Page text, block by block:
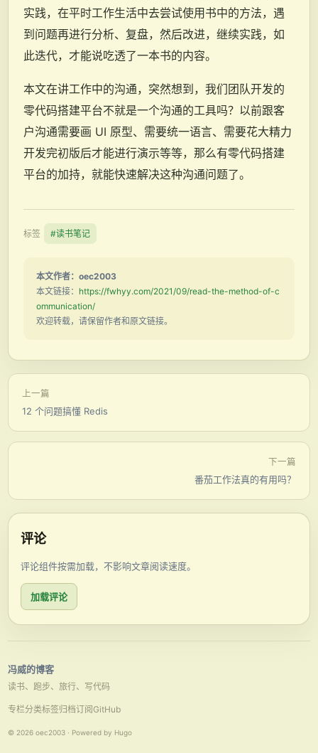
实践，在平时工作生活中去尝试使用书中的方法，遇
到问题再进行分析、复盘，然后改进，继续实践，如
此迭代，才能说吃透了一本书的内容。
本文在讲工作中的沟通，突然想到，我们团队开发的
零代码搭建平台不就是一个沟通的工具吗？以前跟客
户沟通需要画 UI 原型、需要统一语言、需要花大精力
开发完初版后才能进行演示等等，那么有零代码搭建
平台的加持，就能快速解决这种沟通问题了。
标签 #读书笔记
本文作者：oec2003
本文链接： https://fwhyy.com/2021/09/read-the-method-of-c
ommunication/
欢迎转载，请保留作者和原文链接。
上一篇
12 个问题搞懂 Redis
下一篇
番茄工作法真的有用吗？
评论
评论组件按需加载，不影响文章阅读速度。
加载评论
冯威的博客
读书、跑步、旅行、写代码
专栏分类标签归档订阅GitHub
© 2026 oec2003 · Powered by Hugo